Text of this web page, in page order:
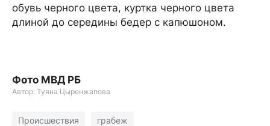
обувь черного цвета, куртка черного цвета
длиной до середины бедер с капюшоном.
Фото МВД РБ
Автор: Туяна Цыренжапова
Происшествия грабеж